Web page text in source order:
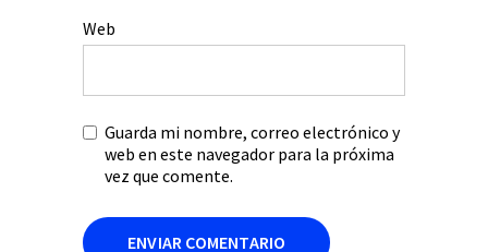
Web
Guarda mi nombre, correo electrónico y
web en este navegador para la próxima
vez que comente.